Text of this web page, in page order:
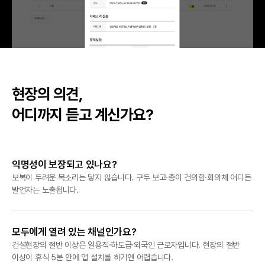
현장의 의견,
어디까지 듣고 계신가요?
익명성이 보장되고 있나요?
보복이 두려운 목소리는 닿지 않습니다. 구두 보고·종이 건의함·회의체 어디든
발언자는 노출됩니다.
모두에게 열려 있는 채널인가요?
건설현장의 절반 이상은 일용직·하도급·외국인 근로자입니다. 현장의 절반
이상이 휴식 5분 안에 앱 설치를 하기엔 어렵습니다.